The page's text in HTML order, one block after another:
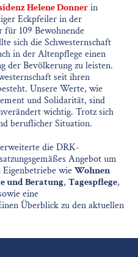
Helene Donnerin
Eckpfeiler in der
für 109 Bewohnende
sich die Schwesternschaft
in der Altenpflege einen
der Bevölkerung zu leisten.
seit ihren
Unsere Werte, wie
und Solidarität, sind
wichtig. Trotz sich
beruflicher Situation.
die DRK-
Angebot um
Eigenbetriebe wieWohnen
und Beratung,Tagespflege,
eine
Überblick zu den aktuellen